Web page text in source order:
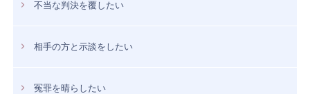
不当な判決を覆したい
相手の方と示談をしたい
冤罪を晴らしたい